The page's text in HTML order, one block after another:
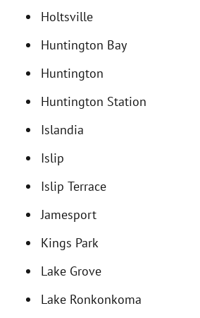
Holtsville
Huntington Bay
Huntington
Huntington Station
Islandia
Islip
Islip Terrace
Jamesport
Kings Park
Lake Grove
Lake Ronkonkoma